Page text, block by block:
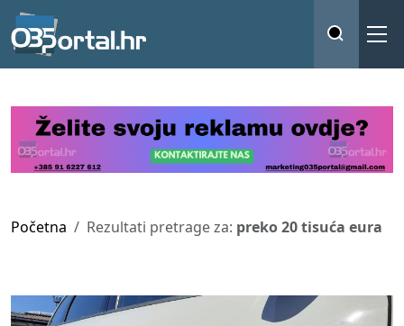
Početna Rezultati pretrage za: preko 20 tisuća eura